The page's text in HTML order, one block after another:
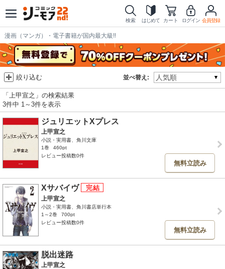
検索 はじめて カート ログイン 会員登録
漫画（マンガ）・電子書籍が国内最大級!!
並べ替え:
絞り込む
「上甲宣之」の検索結果
3件中 1～3件を表示
ジュリエットXプレス
上甲宣之
小説・実用書、角川文庫
1巻
460pt
レビュー投稿数0件
無料立読み
Xサバイヴ
上甲宣之
小説・実用書、角川書店単行本
1～2巻
700pt
レビュー投稿数0件
無料立読み
脱出迷路
上甲宣之